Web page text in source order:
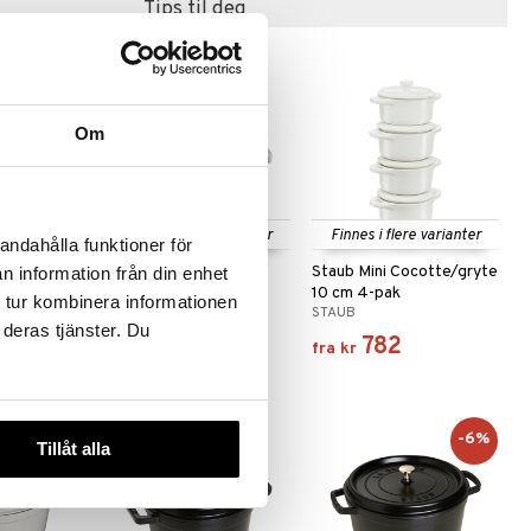
Om
funktioner för
information från din enhet
kombinera informationen
tjänster. Du
Tillåt alla
Tips til deg
L
)
Finnes i flere varianter
Staub Knopp i metall
STAUB
Finnes i flere varianter
Staub Mini Cocotte/gryte
10 cm 4-pak
STAUB
fra kr 782
-6%